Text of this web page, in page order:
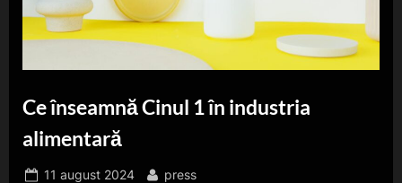
Ce înseamnă Cinul 1 în industria
alimentară
Posted
11 august 2024 By
press